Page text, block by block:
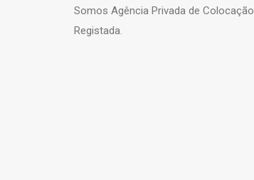
Somos Agência Privada de Colocação
Registada.